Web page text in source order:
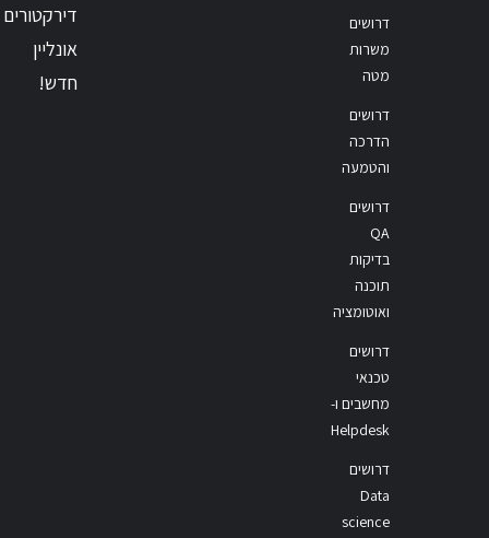
דרושים
משרות
מטה
דרושים
הדרכה
והטמעה
דרושים
QA
בדיקות
תוכנה
ואוטומציה
דרושים
טכנאי
מחשבים ו-
Helpdesk
דרושים
Data
science
דירקטורים
אונליין
חדש!